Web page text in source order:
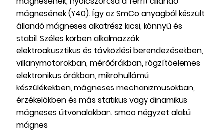
mágnesének (Y40). Így az SmCo anyagból készült
állandó mágneses alkatrész kicsi, könnyű és
stabil. Széles körben alkalmazzák
elektroakusztikus és távközlési berendezésekben,
villanymotorokban, mérőórákban, rögzítőelemes
elektronikus órákban, mikrohullámú
készülékekben, mágneses mechanizmusokban,
érzékelőkben és más statikus vagy dinamikus
mágneses útvonalakban. smco négyzet alakú
mágnes